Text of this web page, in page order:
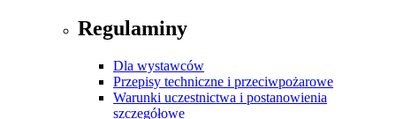
Regulaminy
Dla wystawców
Przepisy techniczne i przeciwpożarowe
Warunki uczestnictwa i postanowienia
szczegółowe